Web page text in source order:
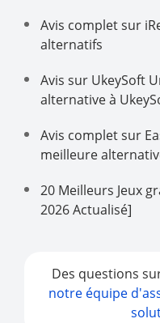
Avis complet sur
alternatifs
Avis sur UkeySoft
alternative à
Avis complet sur
meilleure
20 Meilleurs Jeux
2026 Actualisé]
Des questions
notre équipe